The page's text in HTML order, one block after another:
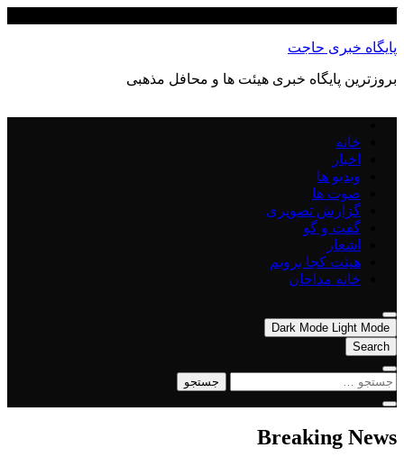
content
پایگاه خبری حاجت
بروزترین پایگاه‌ خبری هیئت ها و محافل مذهبی
خانه
اخبار
ویدیو ها
صوت ها
گزارش تصویری
گفت و گو
اشعار
هیئت کجا برویم
خانه مداحان
Dark Mode Light Mode
Search
جستجو
Breaking News